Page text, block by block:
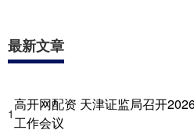
最新文章
1
高开网配资 天津证监局召开
工作会议